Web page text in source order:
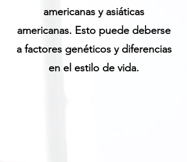
americanas y asiáticas
americanas. Esto puede deberse
a factores genéticos y diferencias
en el estilo de vida.